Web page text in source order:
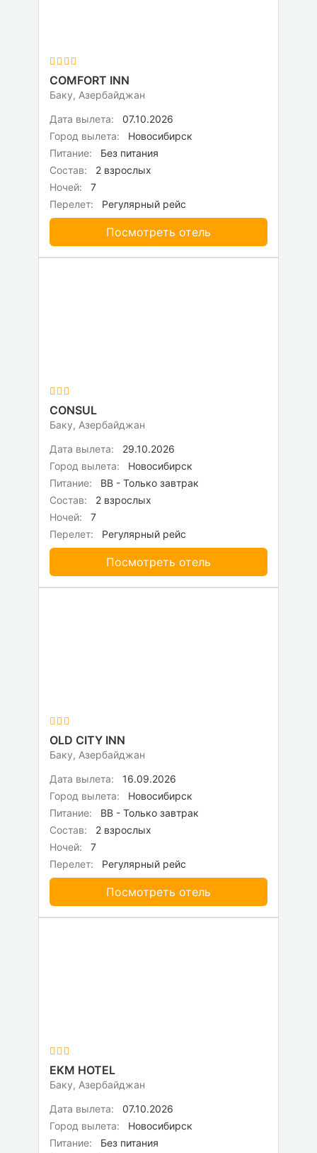
COMFORT INN
Баку, Азербайджан
Дата вылета:
07.10.2026
Город вылета:
Новосибирск
Питание:
Без питания
Состав:
2 взрослых
Ночей:
7
Перелет:
Регулярный рейс
Посмотреть отель
CONSUL
Баку, Азербайджан
Дата вылета:
29.10.2026
Город вылета:
Новосибирск
Питание:
BB - Только завтрак
Состав:
2 взрослых
Ночей:
7
Перелет:
Регулярный рейс
Посмотреть отель
OLD CITY INN
Баку, Азербайджан
Дата вылета:
16.09.2026
Город вылета:
Новосибирск
Питание:
BB - Только завтрак
Состав:
2 взрослых
Ночей:
7
Перелет:
Регулярный рейс
Посмотреть отель
EKM HOTEL
Баку, Азербайджан
Дата вылета:
07.10.2026
Город вылета:
Новосибирск
Питание:
Без питания